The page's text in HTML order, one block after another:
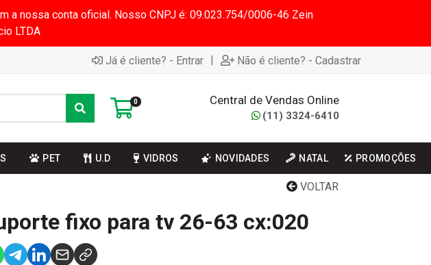
a nossa conta oficial. Nosso CNPJ é: 09.023.754/0006-46 Zein
LTDA
Já é cliente? - Entrar | Não é cliente? - Cadastrar
0 Central de Vendas Online
(11) 3324-6410
PET U.D VIDROS NOVIDADES NATAL PROMOÇÕES
VOLTAR
fixo para tv 26-63 cx:020